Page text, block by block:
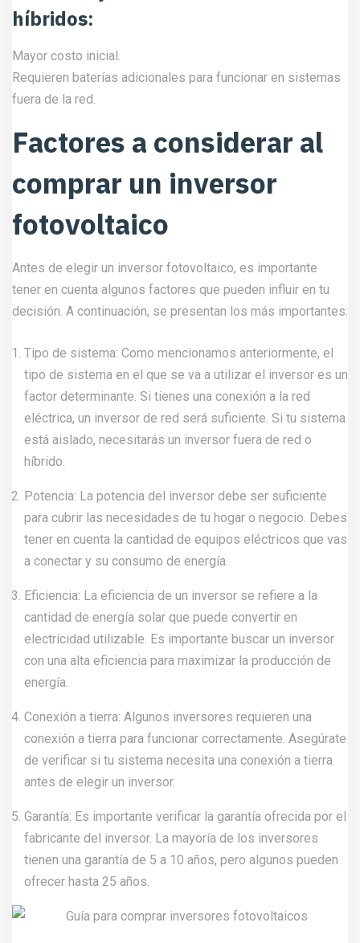
híbridos:
Mayor costo inicial.
Requieren baterías adicionales para funcionar en sistemas
fuera de la red.
Factores a considerar al
comprar un inversor
fotovoltaico
Antes de elegir un inversor fotovoltaico, es importante
tener en cuenta algunos factores que pueden influir en tu
decisión. A continuación, se presentan los más importantes:
Tipo de sistema: Como mencionamos anteriormente, el
tipo de sistema en el que se va a utilizar el inversor es un
factor determinante. Si tienes una conexión a la red
eléctrica, un inversor de red será suficiente. Si tu sistema
está aislado, necesitarás un inversor fuera de red o
híbrido.
Potencia: La potencia del inversor debe ser suficiente
para cubrir las necesidades de tu hogar o negocio. Debes
tener en cuenta la cantidad de equipos eléctricos que vas
a conectar y su consumo de energía.
Eficiencia: La eficiencia de un inversor se refiere a la
cantidad de energía solar que puede convertir en
electricidad utilizable. Es importante buscar un inversor
con una alta eficiencia para maximizar la producción de
energía.
Conexión a tierra: Algunos inversores requieren una
conexión a tierra para funcionar correctamente. Asegúrate
de verificar si tu sistema necesita una conexión a tierra
antes de elegir un inversor.
Garantía: Es importante verificar la garantía ofrecida por el
fabricante del inversor. La mayoría de los inversores
tienen una garantía de 5 a 10 años, pero algunos pueden
ofrecer hasta 25 años.